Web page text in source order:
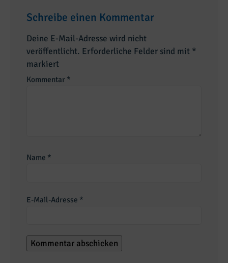
Schreibe einen Kommentar
Deine E-Mail-Adresse wird nicht
veröffentlicht. Erforderliche Felder sind mit *
markiert
Kommentar *
Name *
E-Mail-Adresse *